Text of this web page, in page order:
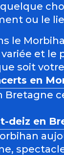
ou le
le
et le
soit votre
en
Bretagne
deiz en